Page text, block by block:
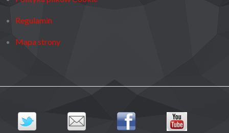
Regulamin
Mapa strony